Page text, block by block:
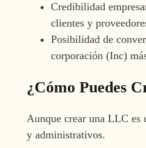
Credibilidad
clientes y
Posibilidad de
corporación (Inc)
¿Cómo Puedes
Aunque crear una LLC es
y administrativos.